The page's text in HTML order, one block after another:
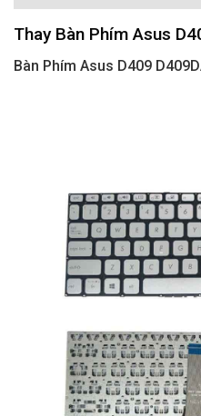
Thay Bàn Phím Asus
Bàn Phím Asus D409